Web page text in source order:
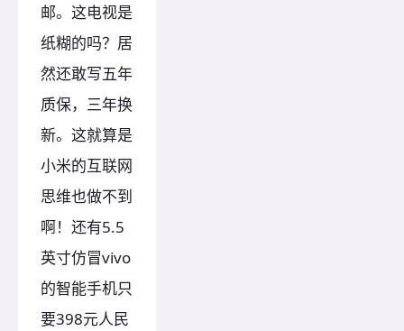
邮。这电视是
纸糊的吗？居
然还敢写五年
质保，三年换
新。这就算是
小米的互联网
思维也做不到
啊！还有5.5
英寸仿冒vivo
的智能手机只
要398元人民